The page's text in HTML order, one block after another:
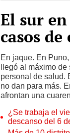
El sur
casos
En jaque. En
llegó al máximo
personal de salud.
no dan para más.
afrontan una
¿Se trabaja el
descanso del 6
Más de 10